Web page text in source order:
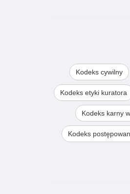
Kodeks cywilny
Kodeks etyki kuratora
Kodeks karny
Kodeks